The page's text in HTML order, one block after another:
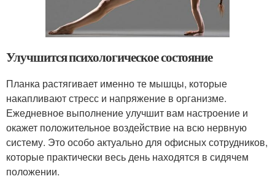
Улучшится психологическое состояние
Планка растягивает именно те мышцы, которые
накапливают стресс и напряжение в организме.
Ежедневное выполнение улучшит вам настроение и
окажет положительное воздействие на всю нервную
систему. Это особо актуально для офисных сотрудников,
которые практически весь день находятся в сидячем
положении.